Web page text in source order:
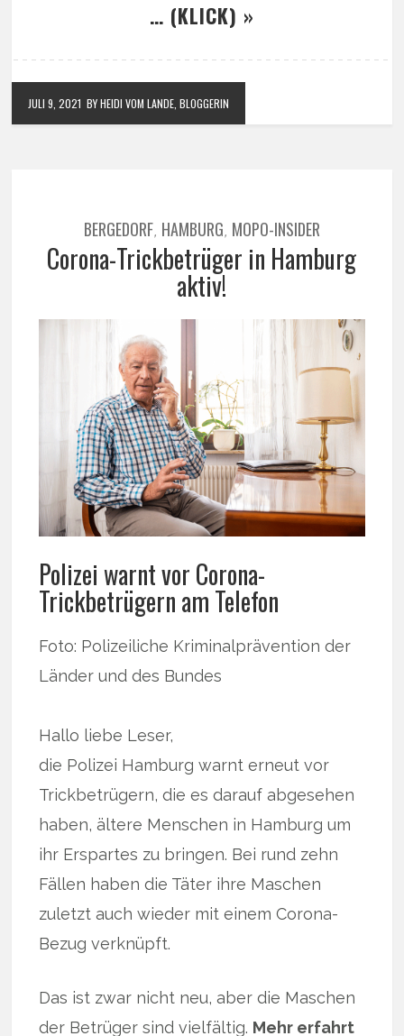
… (KLICK) »
JULI 9, 2021 BY HEIDI VOM LANDE, BLOGGERIN
BERGEDORF, HAMBURG, MOPO-INSIDER
Corona-Trickbetrüger in Hamburg
aktiv!
Polizei warnt vor Corona-
Trickbetrügern am Telefon
Foto: Polizeiliche Kriminalprävention der
Länder und des Bundes
Hallo liebe Leser,
die Polizei Hamburg warnt erneut vor
Trickbetrügern, die es darauf abgesehen
haben, ältere Menschen in Hamburg um
ihr Erspartes zu bringen. Bei rund zehn
Fällen haben die Täter ihre Maschen
zuletzt auch wieder mit einem Corona-
Bezug verknüpft.
Das ist zwar nicht neu, aber die Maschen
der Betrüger sind vielfältig. Mehr erfahrt